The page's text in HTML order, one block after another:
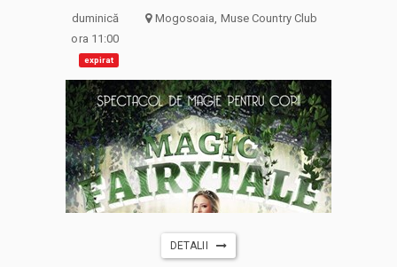
duminică
ora 11:00
expirat
Mogosoaia, Muse Country Club
DETALII